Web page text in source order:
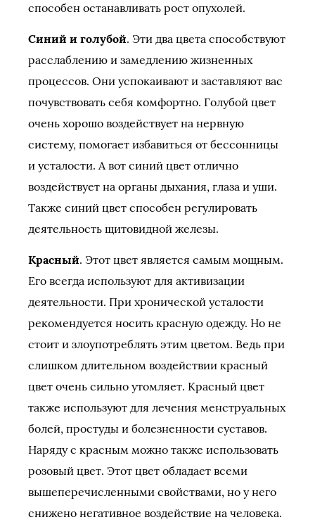
способен останавливать рост опухолей.
Синий и голубой. Эти два цвета способствуют
расслаблению и замедлению жизненных
процессов. Они успокаивают и заставляют вас
почувствовать себя комфортно. Голубой цвет
очень хорошо воздействует на нервную
систему, помогает избавиться от бессонницы
и усталости. А вот синий цвет отлично
воздействует на органы дыхания, глаза и уши.
Также синий цвет способен регулировать
деятельность щитовидной железы.
Красный. Этот цвет является самым мощным.
Его всегда используют для активизации
деятельности. При хронической усталости
рекомендуется носить красную одежду. Но не
стоит и злоупотреблять этим цветом. Ведь при
слишком длительном воздействии красный
цвет очень сильно утомляет. Красный цвет
также используют для лечения менструальных
болей, простуды и болезненности суставов.
Наряду с красным можно также использовать
розовый цвет. Этот цвет обладает всеми
вышеперечисленными свойствами, но у него
снижено негативное воздействие на человека.